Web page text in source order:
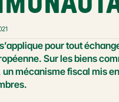
pour tout
Sur les biens
mécanisme fiscal mis